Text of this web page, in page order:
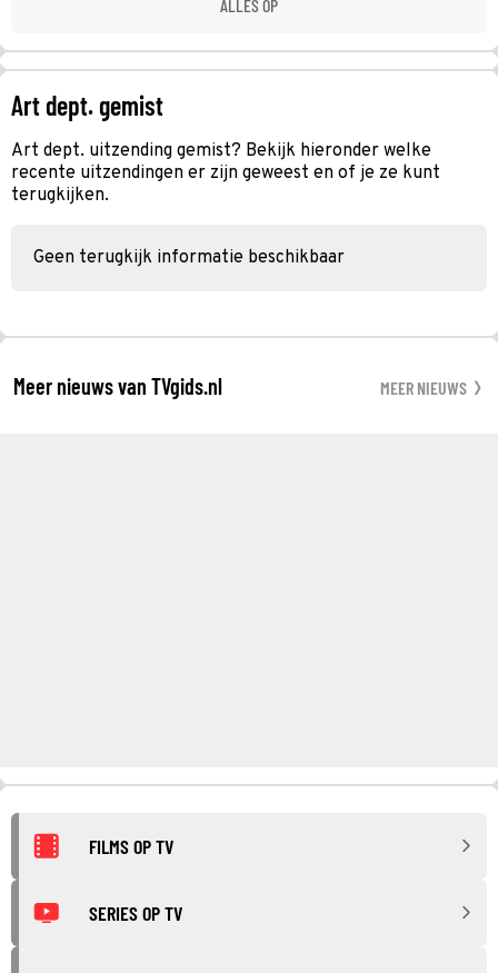
ALLES OP
Art dept. gemist
Art dept. uitzending gemist? Bekijk hieronder welke
recente uitzendingen er zijn geweest en of je ze kunt
terugkijken.
Geen terugkijk informatie beschikbaar
Meer nieuws van TVgids.nl MEER NIEUWS
FILMS OP TV
SERIES OP TV